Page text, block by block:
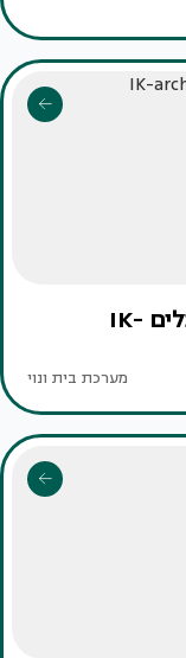
שושנה במדבר - משרד האדריכלים IK-
מערכת בית ונוי